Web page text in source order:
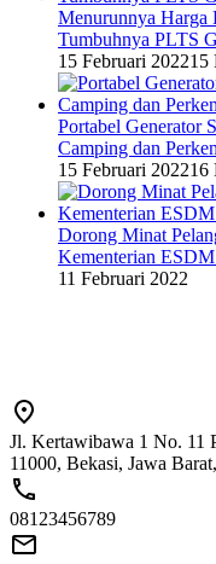
Menurunnya Harga
Tumbuhnya PLTS
15 Februari 202215
Portabel Generator
Camping dan
15 Februari 202216
Dorong Minat
Kementerian
11 Februari 2022
Jl. Kertawibawa 1 No. 11
11000, Bekasi, Jawa
08123456789